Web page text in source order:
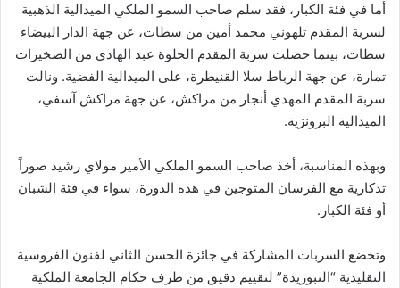
أما في فئة الكبار، فقد سلم صاحب السمو الملكي الميدالية الذهبية
لسربة المقدم تلهوني محمد أمين من سطات، عن جهة الدار البيضاء
سطات، بينما حصلت سربة المقدم الحلوة عبد الهادي من الصخيرات
تمارة، عن جهة الرباط سلا القنيطرة، على الميدالية الفضية. ونالت
سربة المقدم المهدي أنجار من مراكش، عن جهة مراكش آسفي،
الميدالية البرونزية.
وبهذه المناسبة، أخذ صاحب السمو الملكي الأمير مولاي رشيد صوراً
تذكارية مع الفرسان المتوجين في هذه الدورة، سواء في فئة الشبان
أو فئة الكبار.
وتخضع السربات المشاركة في جائزة الحسن الثاني لفنون الفروسية
التقليدية “التبوريدة” لتقييم دقيق من طرف حكام الجامعة الملكية